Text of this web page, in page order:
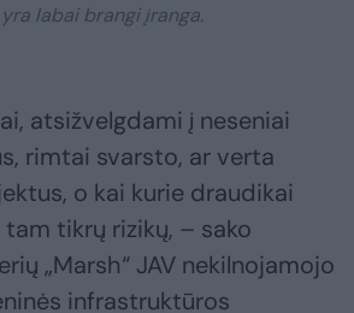
labai brangi įranga.
atsižvelgdami į neseniai
rimtai svarsto, ar verta
o kai kurie draudikai
tikrų rizikų, – sako
„Marsh“ JAV nekilnojamojo
infrastruktūros